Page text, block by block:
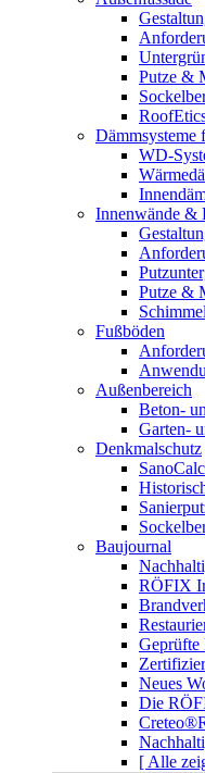
Putze &
Dämmsysteme
WD-
Innenwände &
Putze &
Fußböden
Außenbereich
Beton-
Garten-
Denkmalschutz
Baujournal
RÖFIX
Geprüfte
Neues
Die
[ Alle